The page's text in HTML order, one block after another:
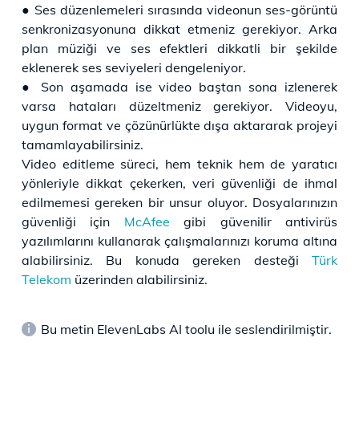
● Ses düzenlemeleri sırasında videonun ses-görüntü
senkronizasyonuna dikkat etmeniz gerekiyor. Arka
plan müziği ve ses efektleri dikkatli bir şekilde
eklenerek ses seviyeleri dengeleniyor.
● Son aşamada ise video baştan sona izlenerek
varsa hataları düzeltmeniz gerekiyor. Videoyu,
uygun format ve çözünürlükte dışa aktararak projeyi
tamamlayabilirsiniz.
Video editleme süreci, hem teknik hem de yaratıcı
yönleriyle dikkat çekerken, veri güvenliği de ihmal
edilmemesi gereken bir unsur oluyor. Dosyalarınızın
güvenliği için McAfeegibi güvenilir antivirüs
yazılımlarını kullanarak çalışmalarınızı koruma altına
alabilirsiniz. Bu konuda gereken desteği Türk
Telekom üzerinden alabilirsiniz.
Bu metin ElevenLabs AI toolu ile seslendirilmiştir.